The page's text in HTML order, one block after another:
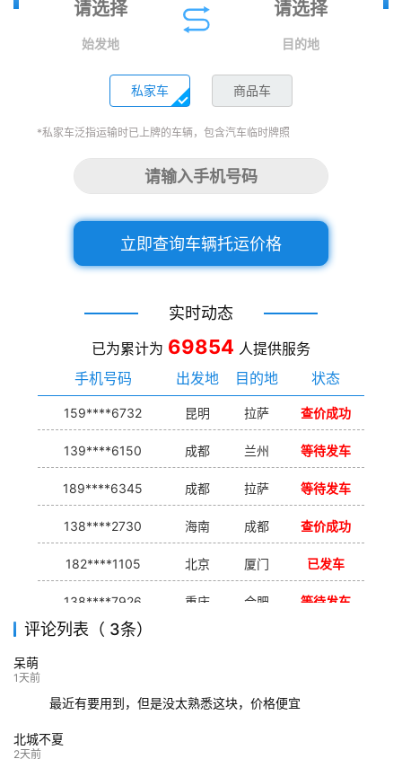
始发地 目的地
私家车 商品车
*私家车泛指运输时已上牌的车辆，包含汽车临时牌照
立即查询车辆托运价格
实时动态
已为累计为 69854 人提供服务
手机号码
出发地 目的地 状态
159****6732 昆明 拉萨 查价成功
139****6150 成都 兰州 等待发车
189****6345 成都 拉萨 等待发车
138****2730 海南 成都 查价成功
182****1105 北京 厦门 已发车
138****7926 重庆 合肥 等待发车
139****9233
评论列表（ 3条）
呆萌
1天前
最近有要用到，但是没太熟悉这块，价格便宜
北城不夏
2天前